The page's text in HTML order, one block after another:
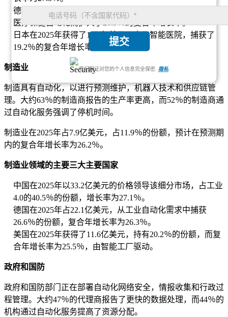
提交
我们保证对您的个人信息完全保密. 隐私
德国在2025年记录了22.2亿美元，持有26.5％的份额，由于
医疗保健自动化而扩大了26.9％的复合年增长率。
日本在2025年获得了11.6亿美元，由于智能医院，捕获了
19.2％的复合年增长率为25.8％。
制造业
制造具有自动化，以进行预测维护，机器人技术和供应链管
理。大约63％的制造商报告的生产率更高，而52％的制造商通
过自动化服务强调了停机时间。
制造业在2025年占7.9亿美元，占11.9％的份额，预计在预测期
内的复合年增长率为26.2％。
制造业领域的主要三大主要国家
中国在2025年以33.2亿美元的价格领导该细分市场，占工业
4.0的40.5％的份额，增长率为27.1％。
德国在2025年占22.1亿美元，从工业自动化需求中捕获
26.6％的份额，复合年增长率为26.3％。
美国在2025年获得了11.6亿美元，持有20.2％的份额，而复
合年增长率为25.5％，由智能工厂驱动。
政府和国防
政府和国防部门正在部署自动化网络安全，情报收集和行政过
程管理。大约47％的代理商报告了更快的数据处理，而44％的
机构通过自动化服务提高了资源分配。